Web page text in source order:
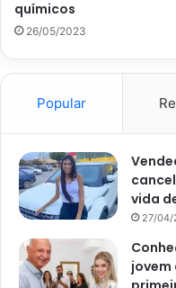
Segundo uma matéria do
por Daniela Grinbergas,
usar álcool e
pano, depois, é só
dar mais brilho e manter
sujeira ou mancha.
químicos
26/05/2023
Popular
vida
27/04/
jovem